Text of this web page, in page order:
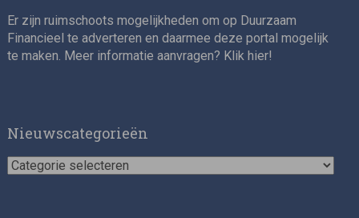
Er zijn ruimschoots mogelijkheden om op Duurzaam
Financieel te adverteren en daarmee deze portal mogelijk
te maken. Meer informatie aanvragen? Klik hier!
Nieuwscategorieën
Nieuwscategorieën